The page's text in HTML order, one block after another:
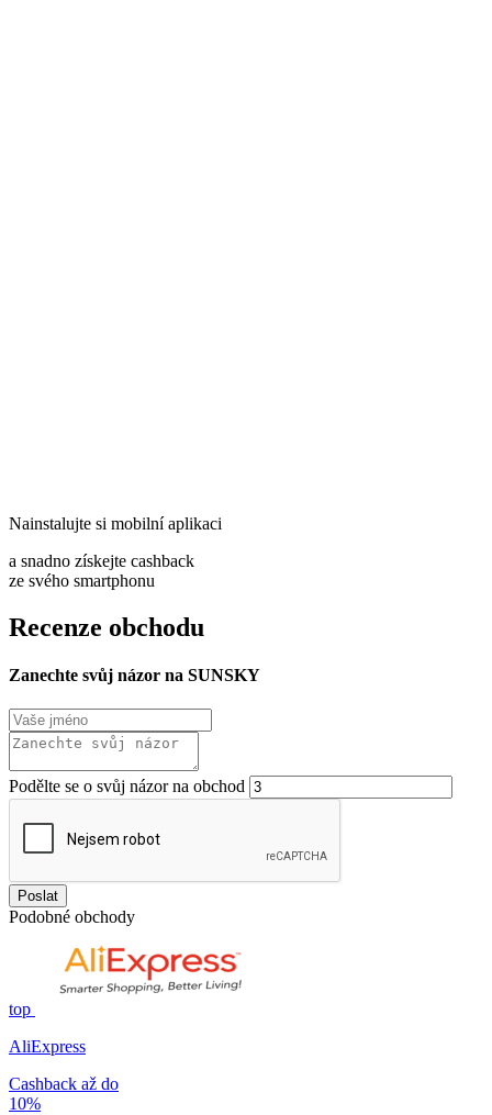
Nainstalujte si mobilní aplikaci
a snadno získejte cashback
ze svého smartphonu
Recenze obchodu
Zanechte svůj názor na SUNSKY
Podělte se o svůj názor na obchod
Poslat
Podobné obchody
top
AliExpress
Cashback až do
10%